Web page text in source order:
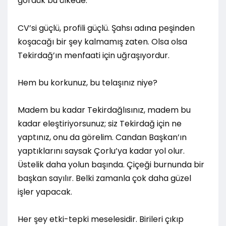
CV’si güçlü, profili güçlü. Şahsı adına peşinden
koşacağı bir şey kalmamış zaten. Olsa olsa
Tekirdağ’ın menfaati için uğraşıyordur.
Hem bu korkunuz, bu telaşınız niye?
Madem bu kadar Tekirdağlısınız, madem bu
kadar eleştiriyorsunuz; siz Tekirdağ için ne
yaptınız, onu da görelim. Candan Başkan’ın
yaptıklarını saysak Çorlu’ya kadar yol olur.
Üstelik daha yolun başında. Çiçeği burnunda bir
başkan sayılır. Belki zamanla çok daha güzel
işler yapacak.
Her şey etki-tepki meselesidir. Birileri çıkıp